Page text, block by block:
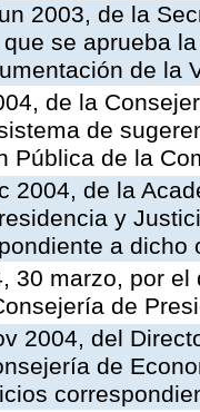
2003, de la
se aprueba
de la
de la
de
Pública de la
2004, de la
y
a dicho
30 marzo, por
de
2004, del
de